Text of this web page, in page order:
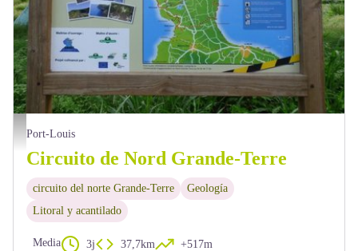
PNG
Port-Louis
Circuito de Nord Grande-Terre
circuito del norte Grande-Terre
Geología
Litoral y acantilado
Media 3j 37,7km +517m